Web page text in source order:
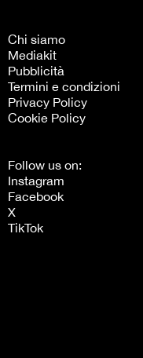
Chi siamo
Mediakit
Pubblicità
Termini e condizioni
Privacy Policy
Cookie Policy
Follow us on:
Instagram
Facebook
X
TikTok